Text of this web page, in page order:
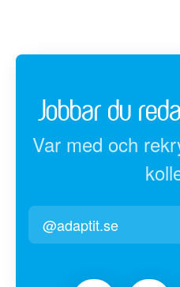
Jobbar du
Var med och
@adaptit.se